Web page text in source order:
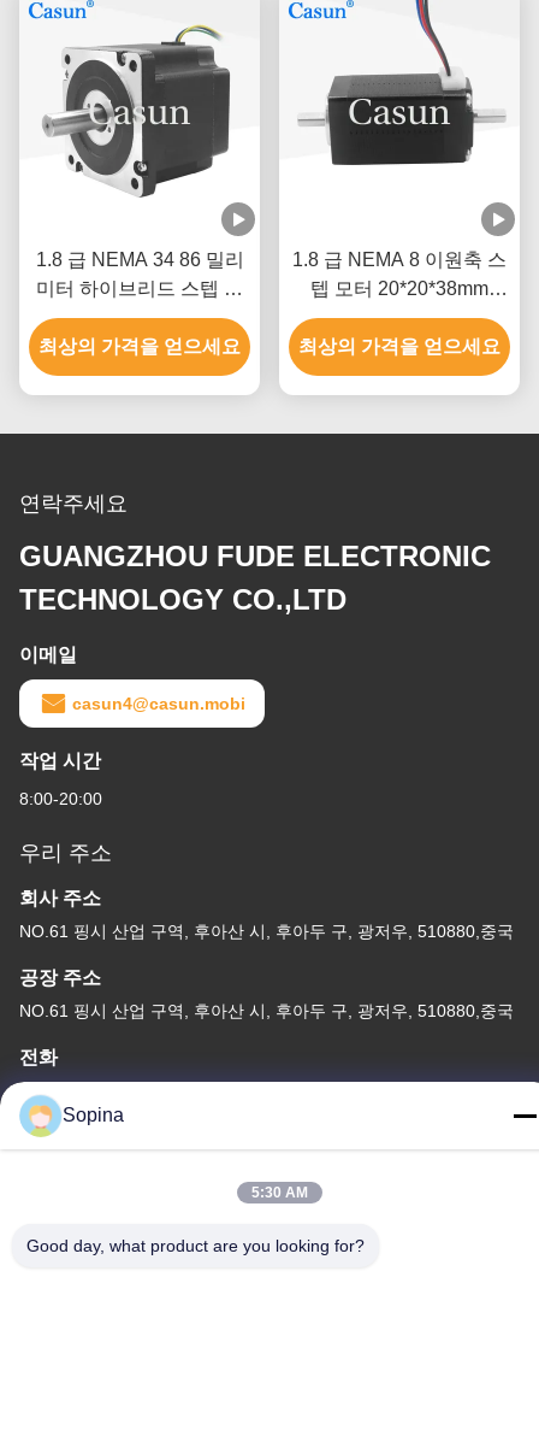
1.8 급 NEMA 34 86 밀리
미터 하이브리드 스텝 모
터 길이 5N.M Cnc 장비 스
테핑 모터
최상의 가격을 얻으세요
1.8 급 NEMA 8 이원축 스
텝 모터 20*20*38mm
40mN.M ROHS
최상의 가격을 얻으세요
연락주세요
GUANGZHOU FUDE ELECTRONIC
TECHNOLOGY CO.,LTD
이메일
casun4@casun.mobi
작업 시간
8:00-20:00
우리 주소
회사 주소
NO.61 핑시 산업 구역, 후아산 시, 후아두 구, 광저우, 510880,중국
공장 주소
NO.61 핑시 산업 구역, 후아산 시, 후아두 구, 광저우, 510880,중국
전화
86-13539447986
GUANGZHOU FUDE ELECTRONIC TECHNOLOGY CO.,LTD . 무
Sopina
5:30 AM
Good day, what product are you looking for?